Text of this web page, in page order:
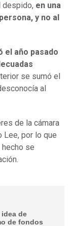
despido, en una
y no al
el año pasado
se sumó el
al
de la cámara
Lee, por lo que
hecho se
de
de fondos